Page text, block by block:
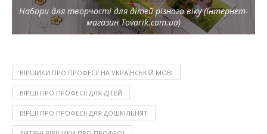
Набори для творчості для дітей різного віку (Інтернет-
магазин Tovarik.com.ua)
ВІРШИКИ ПРО ПРОФЕСІЇ НА УКРАЇНСЬКІЙ МОВІ
ВІРШІ ПРО ПРОФЕСІЇ ДЛЯ ДІТЕЙ
ВІРШІ ПРО ПРОФЕСІЇ ДЛЯ ДОШКІЛЬНЯТ